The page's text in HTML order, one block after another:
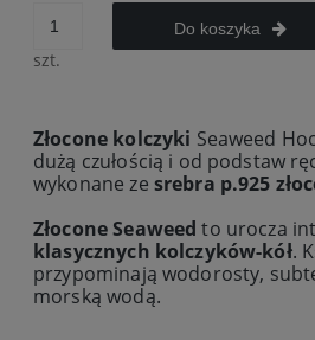
szt.
Do koszyka
Złocone kolczyki Seaweed
dużą czułością i od podstaw
wykonane ze srebra p.925
Złocone Seaweedto urocza
klasycznych kolczyków-kół.
przypominają wodorosty,
morską wodą.